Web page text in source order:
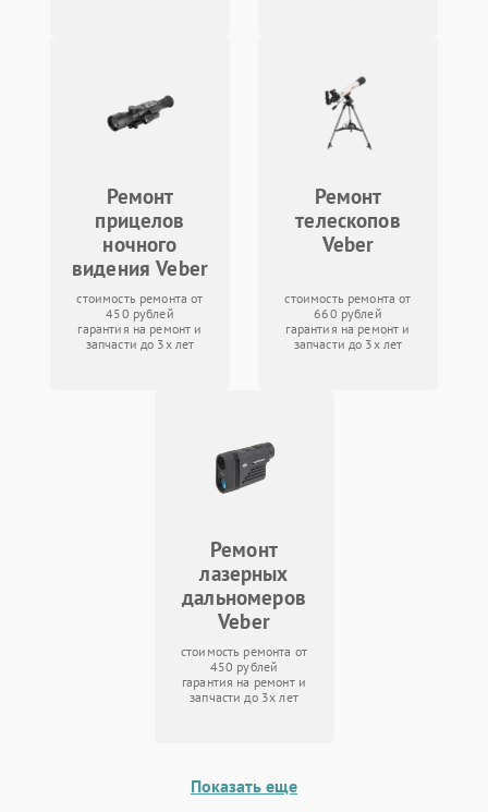
Ремонт
прицелов
ночного
видения Veber
стоимость ремонта от
450 рублей
гарантия на ремонт и
запчасти до 3х лет
Ремонт
телескопов
Veber
стоимость ремонта от
660 рублей
гарантия на ремонт и
запчасти до 3х лет
Ремонт
лазерных
дальномеров
Veber
стоимость ремонта от
450 рублей
гарантия на ремонт и
запчасти до 3х лет
Показать еще